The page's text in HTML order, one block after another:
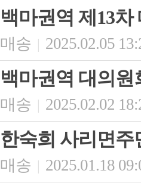
백마권역 제13
매송 | 2025.02.05
백마권역 대의원
매송 | 2025.02.02
한숙희 사리면
매송 | 2025.01.18